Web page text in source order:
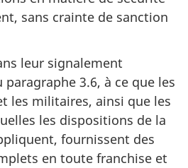
sans crainte de sanction
leur signalement
3.6, à ce que les
les militaires, ainsi que les
les dispositions de la
fournissent des
en toute franchise et